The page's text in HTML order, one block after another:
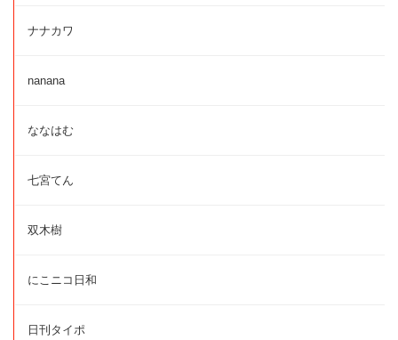
ナナカワ
nanana
ななはむ
七宮てん
双木樹
にこニコ日和
日刊タイポ